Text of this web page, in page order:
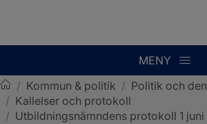
MENY
Sotenäs kommun
/ Kommun & politik / Politik och
/ Kallelser och protokoll
/ Utbildningsnämndens protokoll 1 juni